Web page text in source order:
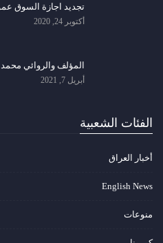
تجديد اجازة السوق
أكتوبر 24, 2020
المؤلف والروائي
أبريل 7, 2021
الفئات الشعبية
أخبار العراق
English News
منوعات